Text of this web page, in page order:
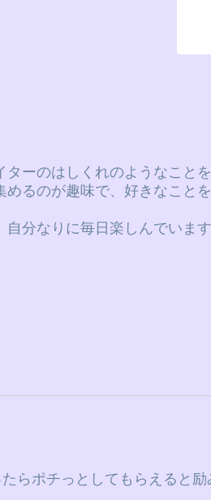
ーのはしくれのようなことを
るのが趣味で、好きなこと
分なりに毎日楽しんでいます
らポチっとしてもらえると励